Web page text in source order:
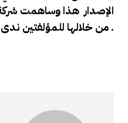
الإصدار هذا وساهمت
من خلالها للمؤلفتين ندى ومنى جزيل الشكر وهنئتهن على هذا المجهود المثمر والمفيذ للمجتمع .